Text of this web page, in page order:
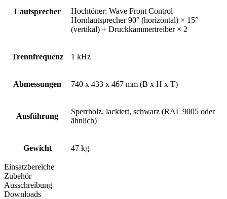
Lautsprecher
Hochtöner: Wave Front Control
Hornlautsprecher 90° (horizontal) × 15°
(vertikal) + Druckkammertreiber × 2
Trennfrequenz 1 kHz
Abmessungen 740 x 433 x 467 mm (B x H x T)
Ausführung
Sperrholz, lackiert, schwarz (RAL 9005 oder
ähnlich)
Gewicht 47 kg
Einsatzbereiche
Zubehör
Ausschreibung
Downloads